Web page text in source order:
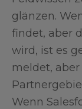
glänzen.
findet, aber
wird, ist es
meldet,
Wenn